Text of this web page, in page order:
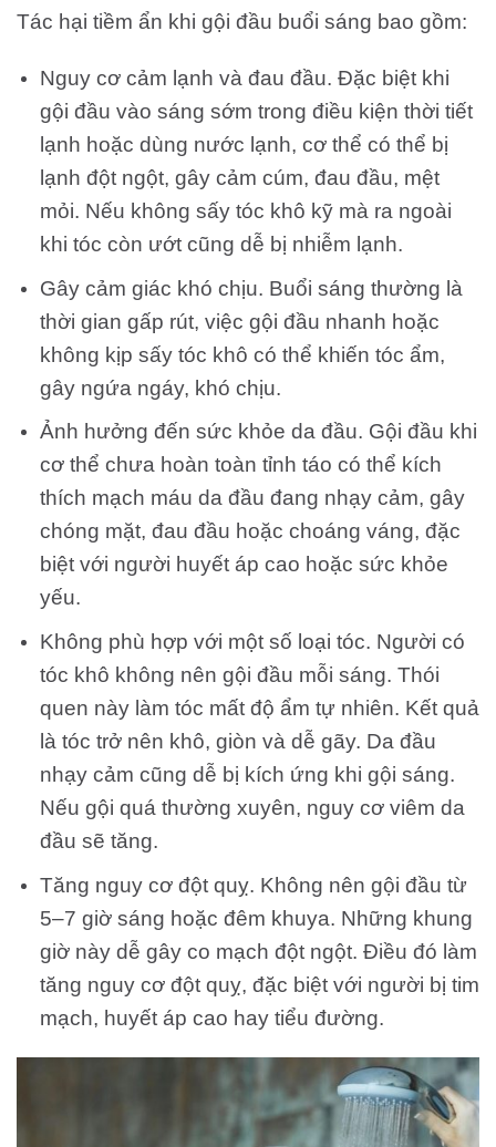
Tác hại tiềm ẩn khi gội đầu buổi sáng bao gồm:
Nguy cơ cảm lạnh và đau đầu. Đặc biệt khi
gội đầu vào sáng sớm trong điều kiện thời tiết
lạnh hoặc dùng nước lạnh, cơ thể có thể bị
lạnh đột ngột, gây cảm cúm, đau đầu, mệt
mỏi. Nếu không sấy tóc khô kỹ mà ra ngoài
khi tóc còn ướt cũng dễ bị nhiễm lạnh.
Gây cảm giác khó chịu. Buổi sáng thường là
thời gian gấp rút, việc gội đầu nhanh hoặc
không kịp sấy tóc khô có thể khiến tóc ẩm,
gây ngứa ngáy, khó chịu.
Ảnh hưởng đến sức khỏe da đầu. Gội đầu khi
cơ thể chưa hoàn toàn tỉnh táo có thể kích
thích mạch máu da đầu đang nhạy cảm, gây
chóng mặt, đau đầu hoặc choáng váng, đặc
biệt với người huyết áp cao hoặc sức khỏe
yếu.
Không phù hợp với một số loại tóc. Người có
tóc khô không nên gội đầu mỗi sáng. Thói
quen này làm tóc mất độ ẩm tự nhiên. Kết quả
là tóc trở nên khô, giòn và dễ gãy. Da đầu
nhạy cảm cũng dễ bị kích ứng khi gội sáng.
Nếu gội quá thường xuyên, nguy cơ viêm da
đầu sẽ tăng.
Tăng nguy cơ đột quỵ. Không nên gội đầu từ
5–7 giờ sáng hoặc đêm khuya. Những khung
giờ này dễ gây co mạch đột ngột. Điều đó làm
tăng nguy cơ đột quỵ, đặc biệt với người bị tim
mạch, huyết áp cao hay tiểu đường.